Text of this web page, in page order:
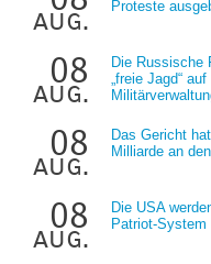
aug.
Proteste
08
aug.
Die Russische
„freie Jagd“
08
aug.
Das Gericht
Milliarde an
08
aug.
Die USA
Patriot-